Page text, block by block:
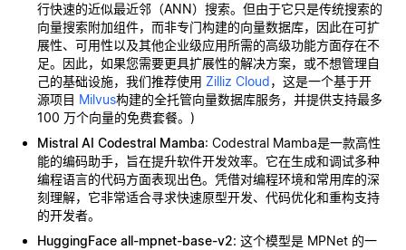
行快速的近似最近邻（ANN）搜索。但由于它只是传统搜索的
向量搜索附加组件，而非专门构建的向量数据库，因此在可扩
展性、可用性以及其他企业级应用所需的高级功能方面存在不
足。因此，如果您需要更具扩展性的解决方案，或不想管理自
己的基础设施，我们推荐使用 Zilliz Cloud，这是一个基于开
源项目 Milvus构建的全托管向量数据库服务，并提供支持最多
100 万个向量的免费套餐。)
Mistral AI Codestral Mamba: Codestral Mamba是一款高性
能的编码助手，旨在提升软件开发效率。它在生成和调试多种
编程语言的代码方面表现出色。凭借对编程环境和常用库的深
刻理解，它非常适合寻求快速原型开发、代码优化和重构支持
的开发者。
HuggingFace all-mpnet-base-v2: 这个模型是 MPNet 的一